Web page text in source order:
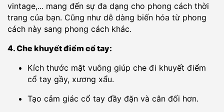
vintage,... mang đến sự đa dạng cho phong cách thời
trang của bạn. Cũng như dễ dàng biến hóa từ phong
cách này sang phong cách khác.
4. Che khuyết điểm cổ tay:
Kích thước mặt vuông giúp che đi khuyết điểm
cổ tay gầy, xương xẩu.
Tạo cảm giác cổ tay đầy đặn và cân đối hơn.